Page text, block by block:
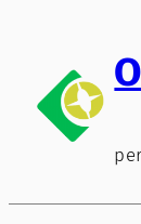
contenido